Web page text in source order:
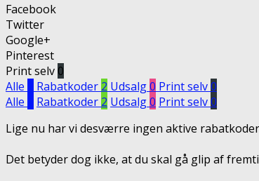
Facebook
Twitter
Google+
Pinterest
Print selv 0
Alle
Rabatkoder 2 Udsalg0 Print selv0
Alle
Rabatkoder 2 Udsalg0 Print selv0
Lige nu har vi desværre ingen aktive
Det betyder dog ikke, at du skal gå glip af